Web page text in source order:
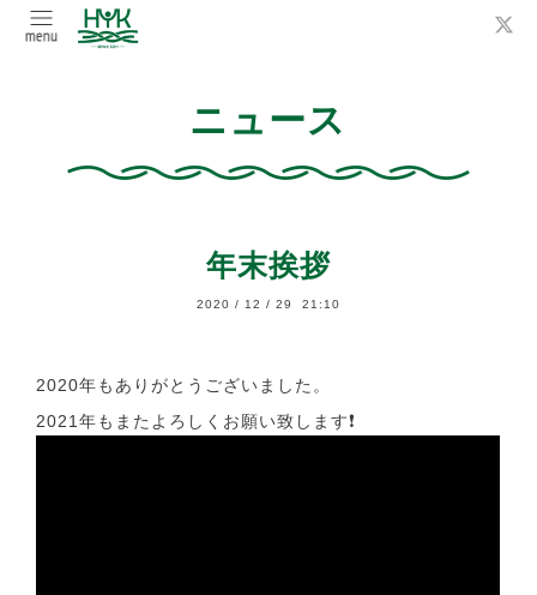
ニュース
年末挨拶
2020 / 12 / 29 21:10
2020年もありがとうございました。
2021年もまたよろしくお願い致します❗️